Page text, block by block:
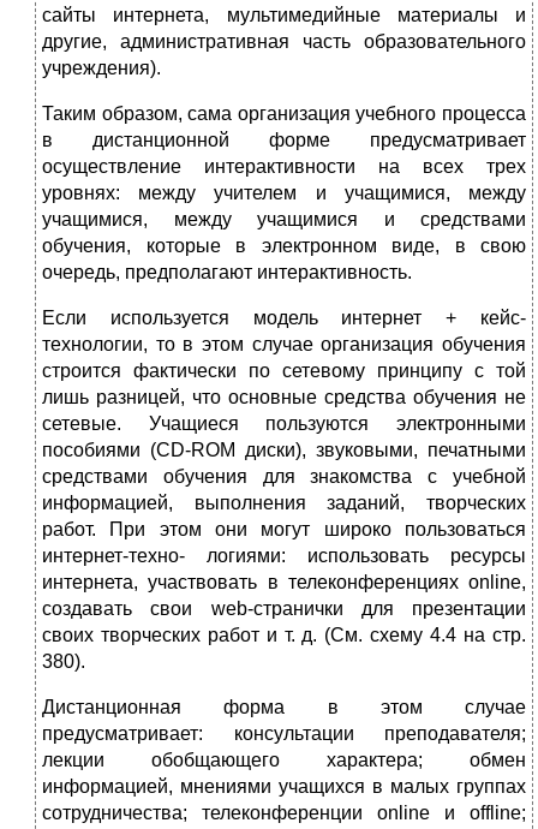
сайты интернета, муль­тимедийные материалы и
другие, административная часть образовательного
учреждения).
Таким образом, сама организация учебного процесса
в дистанционной фор­ме предусматривает
осуществление интерактивности на всех трех
уровнях: между учителем и учащимися, между
учащимися, между учащимися и сред­ствами
обучения, которые в электронном виде, в свою
очередь, предполагают интерактивность.
Если используется модель интернет + кейс-
технологии, то в этом случае организация обучения
строится фактически по сетевому принципу с той
лишь разницей, что основные средства обучения не
сетевые. Учащиеся пользуются электронными
пособиями (CD-ROM диски), звуковыми, печатными
средства­ми обучения для знакомства с учебной
информацией, выполнения заданий, творческих
работ. При этом они могут широко пользоваться
интернет-техно- логиями: использовать ресурсы
интернета, участвовать в телеконференциях online,
создавать свои web-странички для презентации
своих творческих работ и т. д. (См. схему 4.4 на стр.
380).
Дистанционная форма в этом случае
предусматривает: консультации пре­подавателя;
лекции обобщающего характера; обмен
информацией, мнениями учащихся в малых группах
сотрудничества; телеконференции online и offline;